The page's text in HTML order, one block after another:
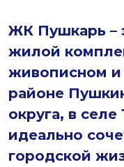
ЖК Пушкарь –
жилой
живописном и
районе
округа, в
идеально
городской